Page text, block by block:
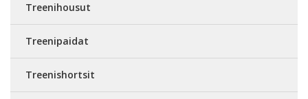
Treenihousut
Treenipaidat
Treenishortsit